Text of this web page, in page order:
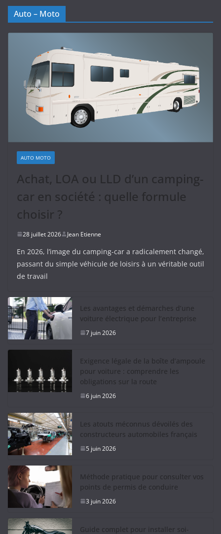
Auto – Moto
AUTO MOTO
Achat, LOA ou LLD d’un camping-
car en société : quelle formule
choisir ?
28 juillet 2026 Jean Etienne
En 2026, l’image du camping-car a radicalement changé,
passant du simple véhicule de loisirs à un véritable outil
de travail
Les avantages et démarches d’une
voiture électrique pour l’entreprise
7 juin 2026
Exigence légale de la boîte d’ampoule
pour voiture : comprendre les
obligations sur la route
6 juin 2026
Les atouts méconnus dévoilés des
constructeurs automobiles français
5 juin 2026
Méthode pratique pour consulter vos
points de permis de conduire
3 juin 2026
Guide complet pour installer soi-